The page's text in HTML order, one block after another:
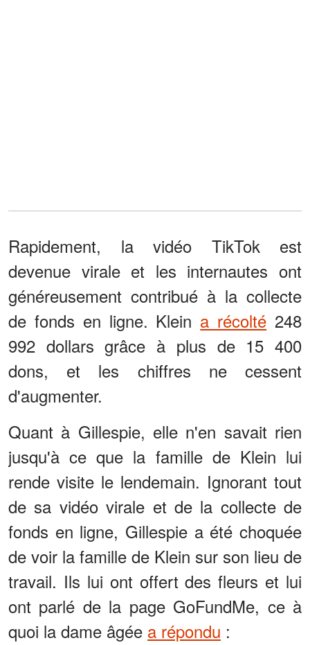
Rapidement, la vidéo TikTok est
devenue virale et les internautes ont
généreusement contribué à la collecte
de fonds en ligne. Klein a récolté 248
992 dollars grâce à plus de 15 400
dons, et les chiffres ne cessent
d'augmenter.
Quant à Gillespie, elle n'en savait rien
jusqu'à ce que la famille de Klein lui
rende visite le lendemain. Ignorant tout
de sa vidéo virale et de la collecte de
fonds en ligne, Gillespie a été choquée
de voir la famille de Klein sur son lieu de
travail. Ils lui ont offert des fleurs et lui
ont parlé de la page GoFundMe, ce à
quoi la dame âgée a répondu :